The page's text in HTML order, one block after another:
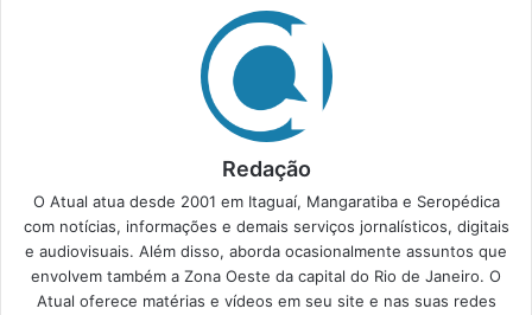
Redação
O Atual atua desde 2001 em Itaguaí, Mangaratiba e Seropédica
com notícias, informações e demais serviços jornalísticos, digitais
e audiovisuais. Além disso, aborda ocasionalmente assuntos que
envolvem também a Zona Oeste da capital do Rio de Janeiro. O
Atual oferece matérias e vídeos em seu site e nas suas redes